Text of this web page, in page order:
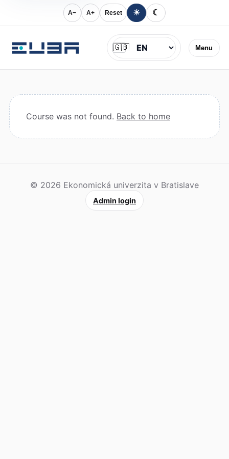
A− A+ Reset ☀ ☾
Menu
Jazyk
🇬🇧
Course was not found. Back to home
© 2026 Ekonomická univerzita v Bratislave
Admin login